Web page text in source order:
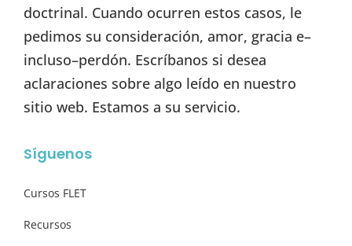
doctrinal. Cuando ocurren estos casos, le
pedimos su consideración, amor, gracia e–
incluso–perdón. Escríbanos si desea
aclaraciones sobre algo leído en nuestro
sitio web. Estamos a su servicio.
Síguenos
Cursos FLET
Recursos